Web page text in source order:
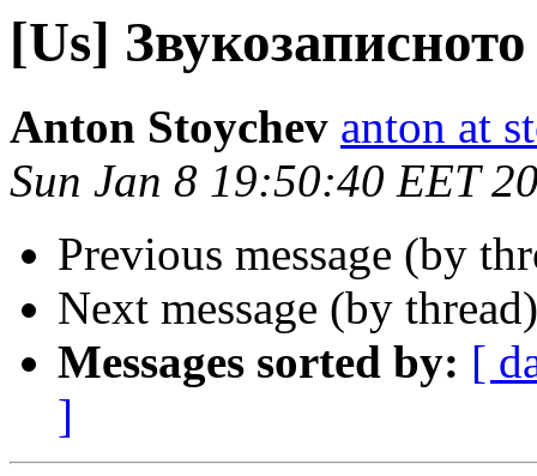
[Us]
Anton Stoychev anton at
Sun Jan 8 19:50:40 EET
Previous message (by
Next message (by
Messages sorted by: [
]